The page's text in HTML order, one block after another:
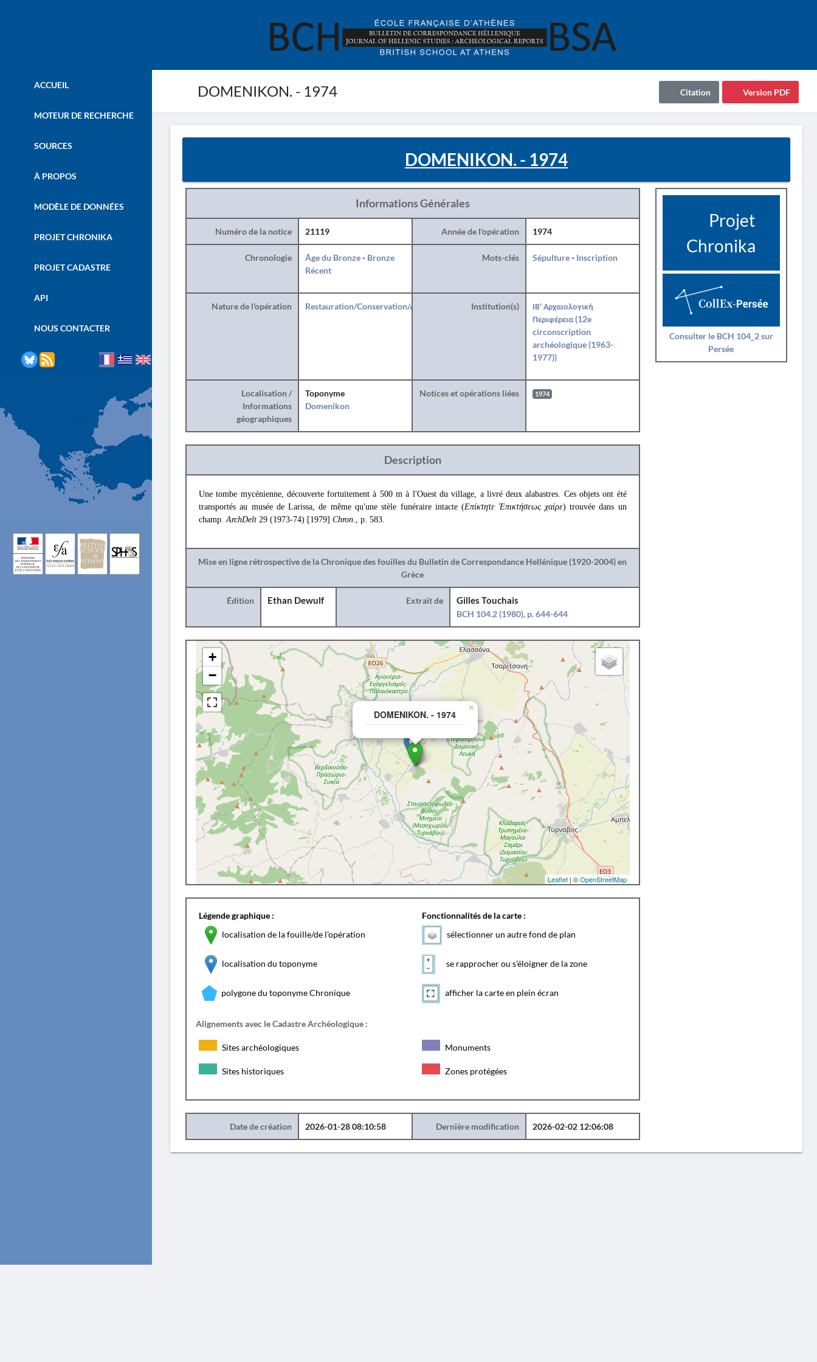
DOMENIKON. - 1974 Version PDF
Citation
ACCUEIL
MOTEUR DE RECHERCHE
SOURCES
À PROPOS
MODÈLE DE DONNÉES
PROJET CHRONIKA
PROJET CADASTRE
API
NOUS CONTACTER
DOMENIKON. - 1974
Informations Générales
Numéro de la notice 21119 Année de l'opération 1974
Chronologie Âge du Bronze- Bronze
Récent
Mots-clés Sépulture- Inscription
Nature de l'opération Restauration/Conservation/Anastylose Institution(s)
ΙΒ' Αρχαιολογική
Περιφέρεια (12e
circonscription
archéologique (1963-
1977))
Localisation /
Informations
géographiques
Toponyme
Domenikon
Notices et opérations liées 1974
Description
Une tombe mycénienne, découverte fortuitement à 500 m à l'Ouest du village, a livré deux alabastres. Ces objets ont été
transportés au musée de Larissa, de même qu'une stèle funéraire intacte (Επίκτητε Έπικτήσεως χαίρε) trouvée dans un
champ. ArchDelt 29 (1973-74) [1979] Chron., p. 583.
Mise en ligne rétrospective de la Chronique des fouilles du Bulletin de Correspondance Hellénique (1920-2004) en
Grèce
Édition Ethan Dewulf Extrait de
Gilles Touchais
BCH 104.2 (1980), p. 644-644
DOMENIKON. - 1974
×
+
−
Leaflet| ©OpenStreetMap
Légende graphique :
localisation de la fouille/de l'opération
localisation du toponyme
polygone du toponyme Chronique
Fonctionnalités de la carte :
sélectionner un autre fond de plan
se rapprocher ou s'éloigner de la zone
afficher la carte en plein écran
Alignements avec le Cadastre Archéologique :
Sites archéologiques Monuments
Sites historiques Zones protégées
Date de création 2026-01-28 08:10:58 Dernière modification 2026-02-02 12:06:08
Projet
Chronika
Consulter le BCH 104_2 sur
Persée